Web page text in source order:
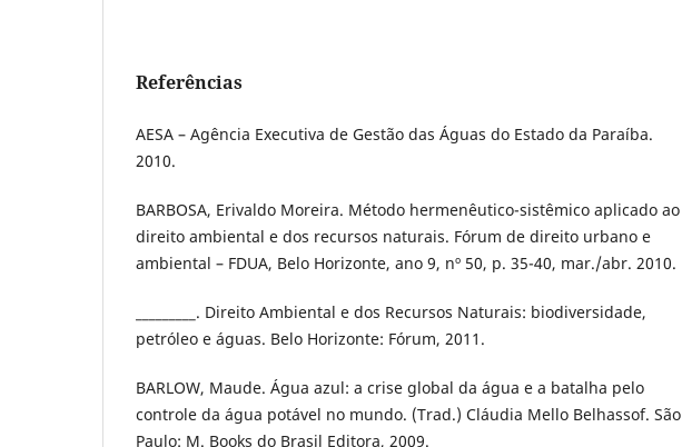
Referências
AESA – Agência Executiva de Gestão das Águas do Estado da Paraíba.
2010.
BARBOSA, Erivaldo Moreira. Método hermenêutico-sistêmico aplicado ao
direito ambiental e dos recursos naturais. Fórum de direito urbano e
ambiental – FDUA, Belo Horizonte, ano 9, nº 50, p. 35-40, mar./abr. 2010.
_________. Direito Ambiental e dos Recursos Naturais: biodiversidade,
petróleo e águas. Belo Horizonte: Fórum, 2011.
BARLOW, Maude. Água azul: a crise global da água e a batalha pelo
controle da água potável no mundo. (Trad.) Cláudia Mello Belhassof. São
Paulo: M. Books do Brasil Editora, 2009.